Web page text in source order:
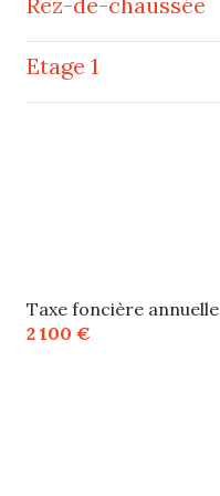
salon/sejour
Etage 1
Taxe foncière annuelle
2 100 €